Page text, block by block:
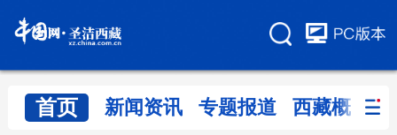
首页 新闻资讯 专题报道 西藏概览